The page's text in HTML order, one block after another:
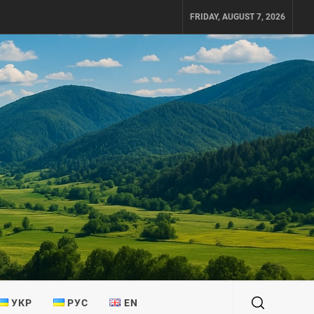
FRIDAY, AUGUST 7, 2026
УКР РУС EN